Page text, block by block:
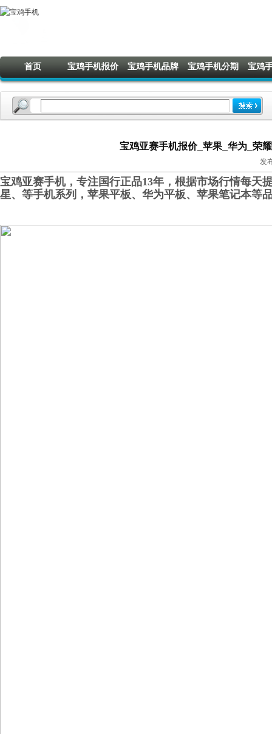
首页 宝鸡手机报价 宝鸡手机品牌 宝鸡手机分期 宝鸡
宝鸡亚赛手机报价_苹果_华为_荣
发
宝鸡亚赛手机，专注国行正品13年，根据市场行情每天
星、 等手机系列，苹果平板、华为平板、 苹果笔记本等